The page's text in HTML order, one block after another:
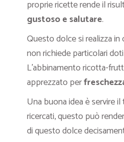
proprie ricette rende il
gustoso e salutare.
Questo dolce si realizza in
non richiede particolari
L’abbinamento ricotta-
apprezzato per
Una buona idea è servire
ricercati, questo può
di questo dolce